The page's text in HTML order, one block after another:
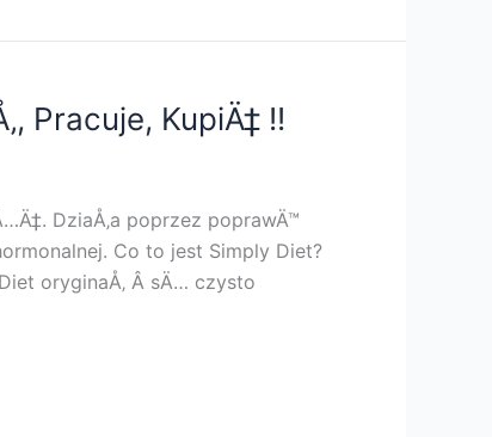
Pracuje, KupiÄ‡ !!
DziaÅ‚a poprzez poprawÄ™
Co to jest Simply Diet?
oryginaÅ‚ Â sÄ… czysto